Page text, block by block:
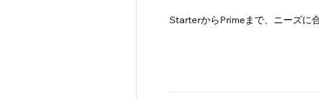
StarterからPrimeまで、ニーズに